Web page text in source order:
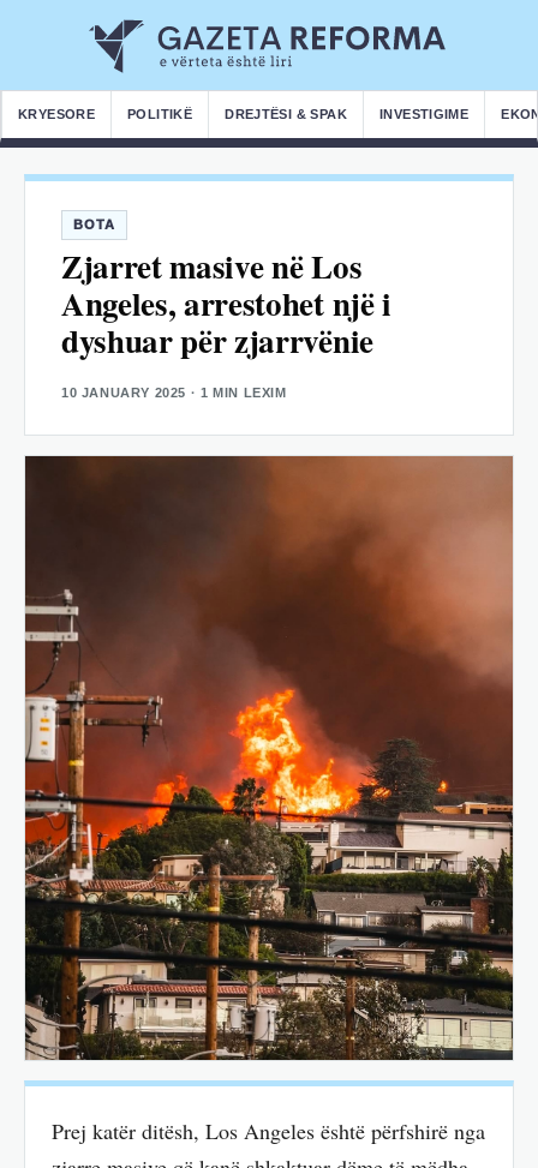
KRYESORE POLITIKË DREJTËSI & SPAK INVESTIGIME
BOTA
Zjarret masive në Los
Angeles, arrestohet një i
dyshuar për zjarrvënie
10 JANUARY 2025 · 1 MIN LEXIM
Prej katër ditësh, Los Angeles është përfshirë nga